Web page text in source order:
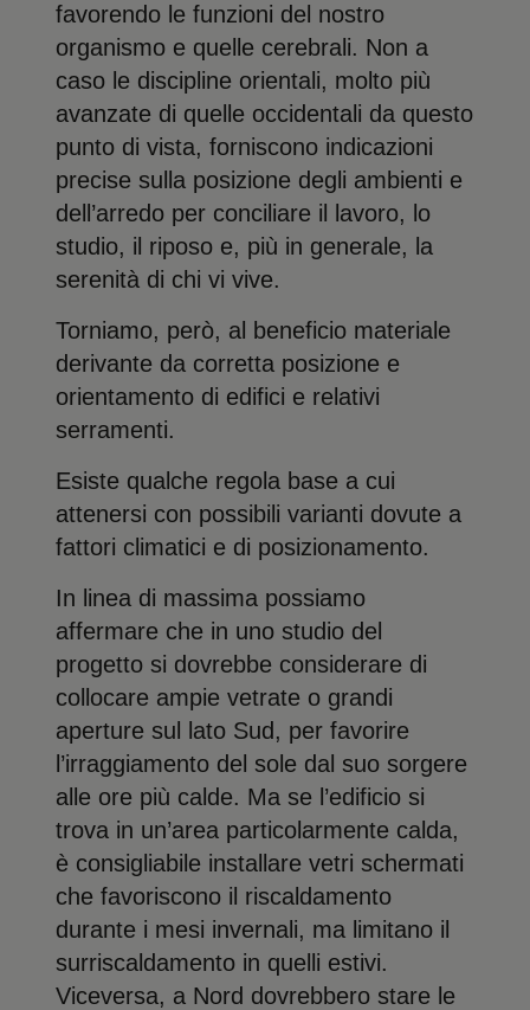
favorendo le funzioni del nostro
organismo e quelle cerebrali. Non a
caso le discipline orientali, molto più
avanzate di quelle occidentali da questo
punto di vista, forniscono indicazioni
precise sulla posizione degli ambienti e
dell’arredo per conciliare il lavoro, lo
studio, il riposo e, più in generale, la
serenità di chi vi vive.
Torniamo, però, al beneficio materiale
derivante da corretta posizione e
orientamento di edifici e relativi
serramenti.
Esiste qualche regola base a cui
attenersi con possibili varianti dovute a
fattori climatici e di posizionamento.
In linea di massima possiamo
affermare che in uno studio del
progetto si dovrebbe considerare di
collocare ampie vetrate o grandi
aperture sul lato Sud, per favorire
l’irraggiamento del sole dal suo sorgere
alle ore più calde. Ma se l’edificio si
trova in un’area particolarmente calda,
è consigliabile installare vetri schermati
che favoriscono il riscaldamento
durante i mesi invernali, ma limitano il
surriscaldamento in quelli estivi.
Viceversa, a Nord dovrebbero stare le